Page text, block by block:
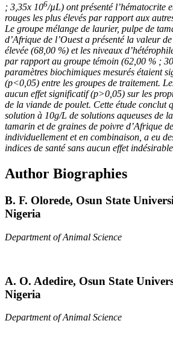
; 3,35x 106/µL) ont présenté l’hématocrite
rouges les plus élevés par rapport aux
Le groupe mélange de laurier, pulpe de
d’Afrique de l’Ouest a présenté la valeur
élevée (68,00 %) et les niveaux
par rapport au groupe témoin (62,00 % ;
paramètres biochimiques mesurés étaient
(p<0,05) entre les groupes de traitement.
aucun effet significatif (p>0,05) sur les
de la viande de poulet. Cette étude conclut
solution à 10g/L de solutions aqueuses de
tamarin et de graines de poivre d’Afrique
individuellement et en combinaison, a eu
indices de santé sans aucun effet
Author Biographies
B. F. Olorede, Osun State
Nigeria
Department of Animal Science
A. O. Adedire, Osun State
Nigeria
Department of Animal Science